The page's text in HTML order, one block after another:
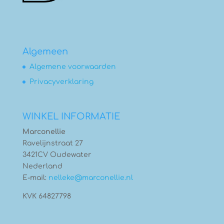
Algemeen
Algemene voorwaarden
Privacyverklaring
WINKEL INFORMATIE
Marconellie
Ravelijnstraat 27
3421CV Oudewater
Nederland
E-mail: nelleke@marconellie.nl
KVK 64827798